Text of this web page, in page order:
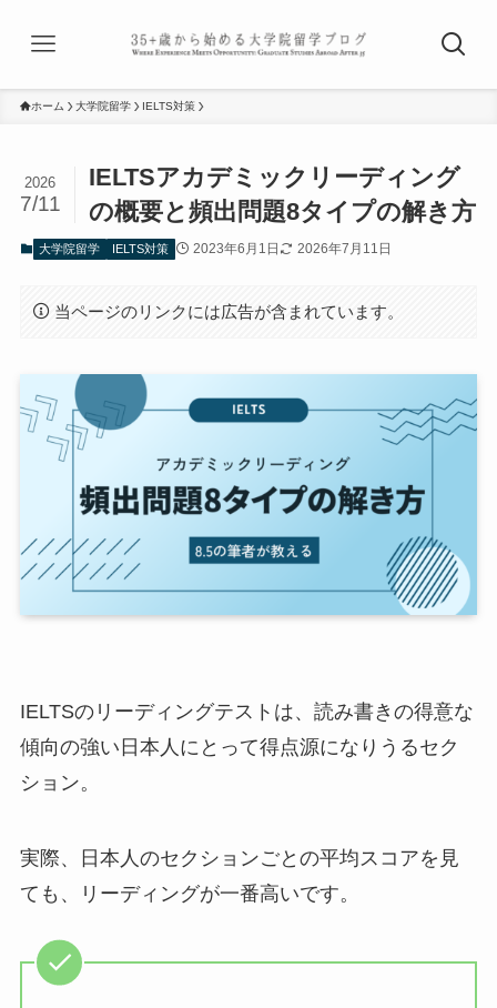
ホーム 大学院留学 IELTS対策
IELTSアカデミックリーディング
の概要と頻出問題8タイプの解き方
2026
7/11
大学院留学 IELTS対策 2023年6月1日 2026年7月11日
当ページのリンクには広告が含まれています。
IELTSのリーディングテストは、読み書きの得意な
傾向の強い日本人にとって得点源になりうるセク
ション。
実際、日本人のセクションごとの平均スコアを見
ても、リーディングが一番高いです。